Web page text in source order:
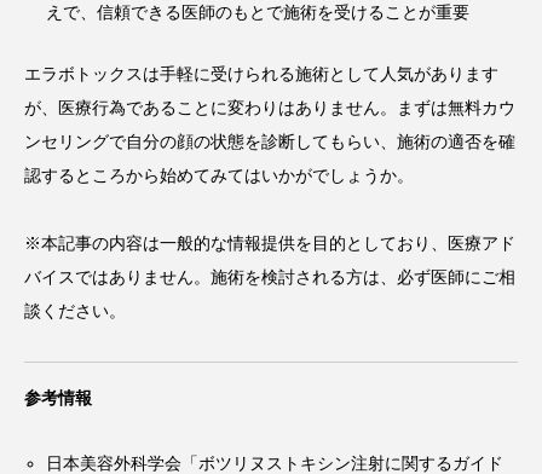
えで、信頼できる医師のもとで施術を受けることが重要
エラボトックスは手軽に受けられる施術として人気があります
が、医療行為であることに変わりはありません。まずは無料カウ
ンセリングで自分の顔の状態を診断してもらい、施術の適否を確
認するところから始めてみてはいかがでしょうか。
※本記事の内容は一般的な情報提供を目的としており、医療アド
バイスではありません。施術を検討される方は、必ず医師にご相
談ください。
参考情報
日本美容外科学会「ボツリヌストキシン注射に関するガイド